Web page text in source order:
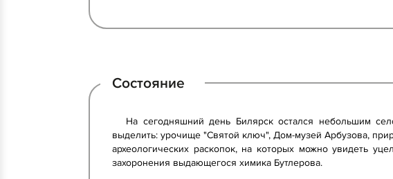
Состояние
На сегодняшний день Билярск остался небольшим
выделить: урочище "Святой ключ", Дом-музей Арбузова,
археологических раскопок, на которых можно увидеть
захоронения выдающегося химика Бутлерова.